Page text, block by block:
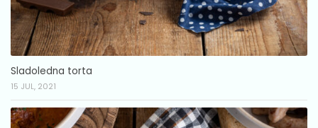
Sladoledna torta
15 JUL, 2021